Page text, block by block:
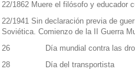
22/1862 Muere el filósofo y educador
22/1941 Sin declaración previa de
Soviética. Comienzo de la II Guerra
26 Día mundial contra las
28 Día del transportista